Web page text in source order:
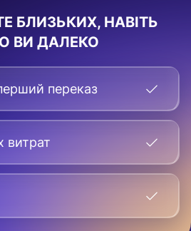
БЛИЗЬКИХ, НАВІТЬ
ВИ ДАЛЕКО
переказ
витрат